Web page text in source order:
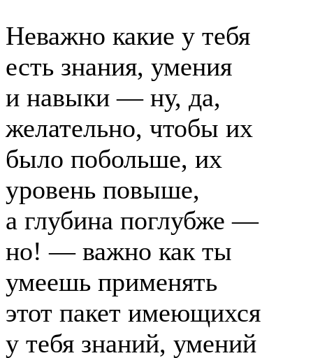
Неважно какие у тебя
есть знания, умения
и навыки — ну, да,
желательно, чтобы их
было побольше, их
уровень повыше,
а глубина поглубже —
но! — важно как ты
умеешь применять
этот пакет имеющихся
у тебя знаний, умений